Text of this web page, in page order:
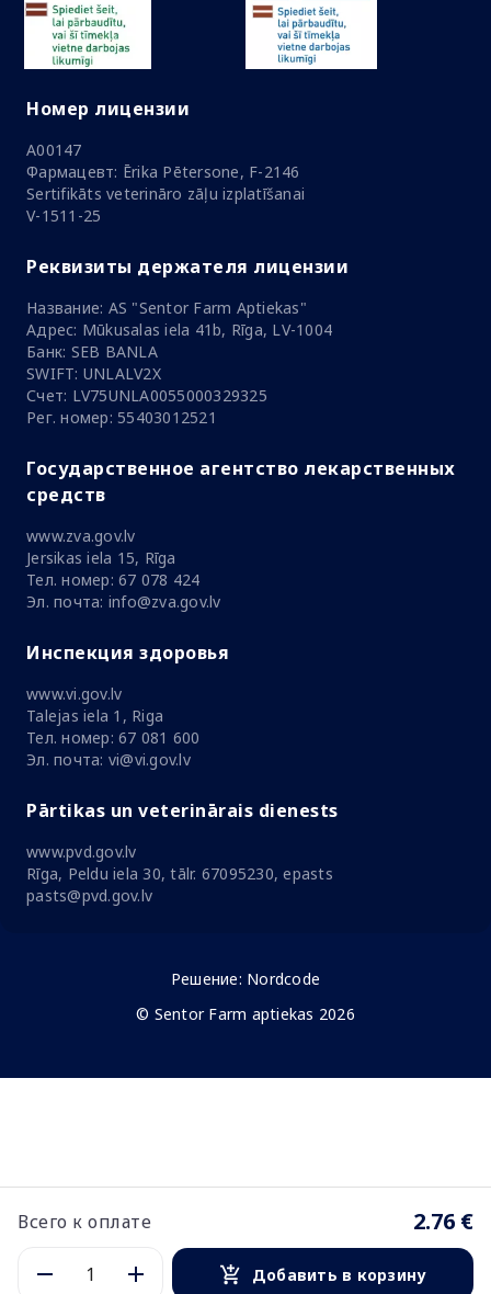
Всего к оплате 2.76 €
Добавить в корзину
Номер лицензии
A00147
Фармацевт: Ērika Pētersone, F-2146
Sertifikāts veterināro zāļu izplatīšanai
V-1511-25
Реквизиты держателя лицензии
Название: AS "Sentor Farm Aptiekas"
Адрес: Mūkusalas iela 41b, Rīga, LV-1004
Банк: SEB BANLA
SWIFT: UNLALV2X
Счет: LV75UNLA0055000329325
Рег. номер: 55403012521
Государственное агентство лекарственных
средств
www.zva.gov.lv
Jersikas iela 15, Rīga
Тел. номер: 67 078 424
Эл. почта: info@zva.gov.lv
Инспекция здоровья
www.vi.gov.lv
Talejas iela 1, Riga
Тел. номер: 67 081 600
Эл. почта: vi@vi.gov.lv
Pārtikas un veterinārais dienests
www.pvd.gov.lv
Rīga, Peldu iela 30, tālr. 67095230, epasts
pasts@pvd.gov.lv
Решение: Nordcode
© Sentor Farm aptiekas 2026